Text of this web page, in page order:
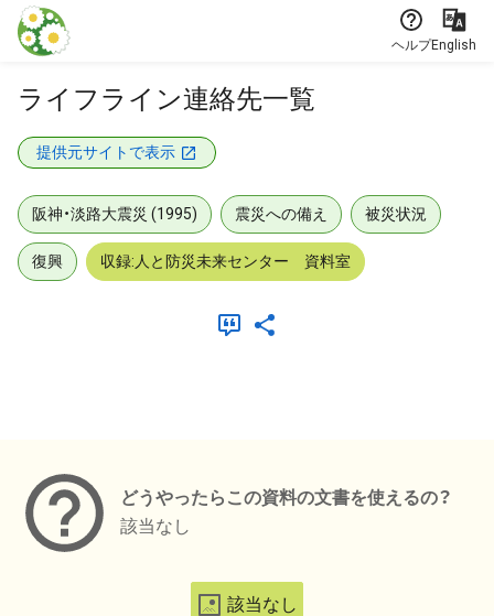
本文に飛ぶ
ヘルプEnglish
ライフライン連絡先一覧
提供元サイトで表示
阪神・淡路大震災 (1995) 震災への備え 被災状況
復興 収録:人と防災未来センター 資料室
どうやったらこの資料の文書を使えるの？
該当なし
該当なし